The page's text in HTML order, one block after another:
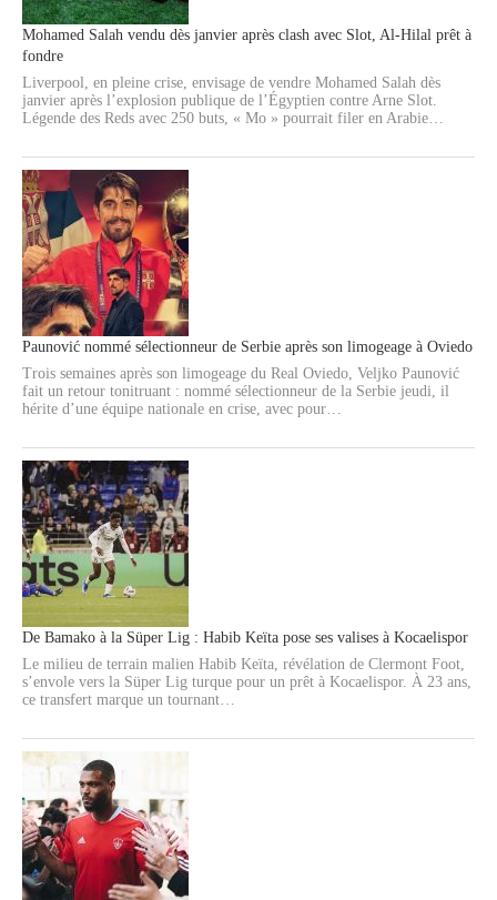
Mohamed Salah vendu dès janvier après clash avec Slot, Al-Hilal prêt à
fondre
Liverpool, en pleine crise, envisage de vendre Mohamed Salah dès
janvier après l’explosion publique de l’Égyptien contre Arne Slot.
Légende des Reds avec 250 buts, « Mo » pourrait filer en Arabie…
Paunović nommé sélectionneur de Serbie après son limogeage à Oviedo
Trois semaines après son limogeage du Real Oviedo, Veljko Paunović
fait un retour tonitruant : nommé sélectionneur de la Serbie jeudi, il
hérite d’une équipe nationale en crise, avec pour…
De Bamako à la Süper Lig : Habib Keïta pose ses valises à Kocaelispor
Le milieu de terrain malien Habib Keïta, révélation de Clermont Foot,
s’envole vers la Süper Lig turque pour un prêt à Kocaelispor. À 23 ans,
ce transfert marque un tournant…